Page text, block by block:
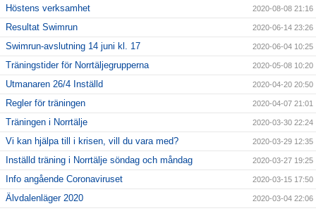
Höstens verksamhet 2020-08-08 21:16
Resultat Swimrun 2020-06-14 23:26
Swimrun-avslutning 14 juni kl. 17 2020-06-04 10:25
Träningstider för Norrtäljegrupperna 2020-05-08 10:20
Utmanaren 26/4 Inställd 2020-04-20 20:50
Regler för träningen 2020-04-07 21:01
Träningen i Norrtälje 2020-03-30 22:24
Vi kan hjälpa till i krisen, vill du vara med? 2020-03-29 12:35
Inställd träning i Norrtälje söndag och måndag 2020-03-27 19:25
Info angående Coronaviruset 2020-03-15 17:50
Älvdalenläger 2020 2020-03-04 22:06